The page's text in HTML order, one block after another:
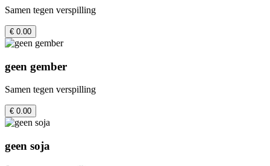
Samen tegen verspilling
€ 0.00
geen gember
Samen tegen verspilling
€ 0.00
geen soja